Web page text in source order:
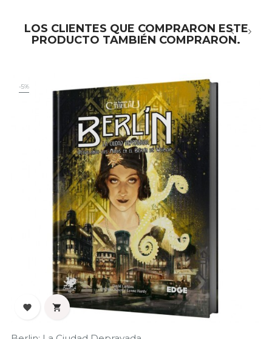
LOS CLIENTES QUE COMPRARON ESTE
PRODUCTO TAMBIÉN COMPRARON.
-5%
 